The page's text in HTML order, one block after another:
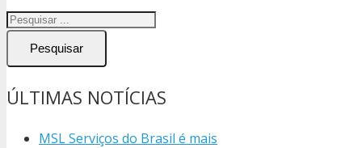
Pesquisar
ÚLTIMAS NOTÍCIAS
MSL Serviços do Brasil é mais